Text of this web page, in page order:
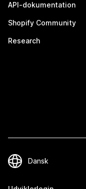
API-dokumentation
Shopify Community
Research